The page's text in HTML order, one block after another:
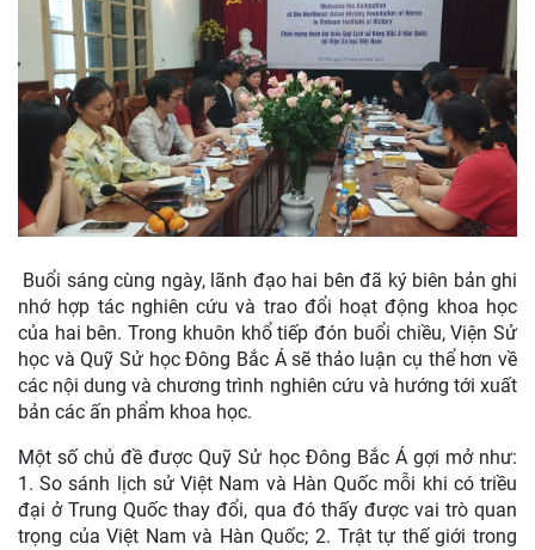
Buổi sáng cùng ngày, lãnh đạo hai bên đã ký biên bản ghi
nhớ hợp tác nghiên cứu và trao đổi hoạt động khoa học
của hai bên. Trong khuôn khổ tiếp đón buổi chiều, Viện Sử
học và Quỹ Sử học Đông Bắc Á sẽ thảo luận cụ thể hơn về
các nội dung và chương trình nghiên cứu và hướng tới xuất
bản các ấn phẩm khoa học.
Một số chủ đề được Quỹ Sử học Đông Bắc Á gợi mở như:
1. So sánh lịch sử Việt Nam và Hàn Quốc mỗi khi có triều
đại ở Trung Quốc thay đổi, qua đó thấy được vai trò quan
trọng của Việt Nam và Hàn Quốc; 2. Trật tự thế giới trong